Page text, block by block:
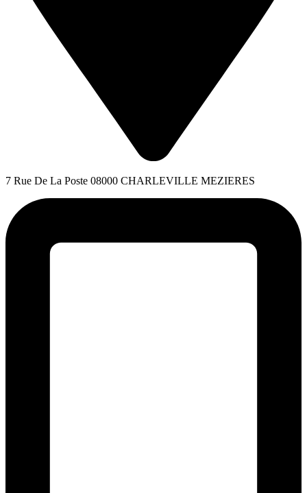
7 Rue De La Poste 08000 CHARLEVILLE MEZIERES